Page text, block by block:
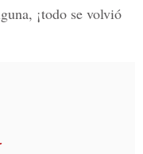
¡todo se volvió